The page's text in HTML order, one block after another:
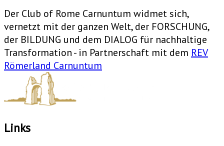
Der Club of Rome Carnuntum widmet sich,
vernetzt mit der ganzen Welt, der FORSCHUNG,
der BILDUNG und dem DIALOG für nachhaltige
Transformation - in Partnerschaft mit dem REV
Römerland Carnuntum
Links